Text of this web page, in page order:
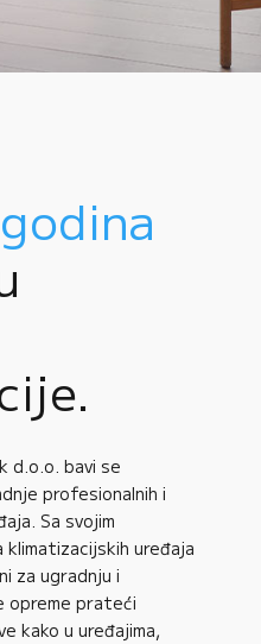
d.o.o. bavi se
profesionalnih i
Sa svojim
klimatizacijskih uređaja
za ugradnju i
opreme prateći
kako u uređajima,